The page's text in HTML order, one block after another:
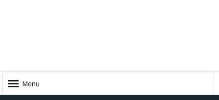
Menu